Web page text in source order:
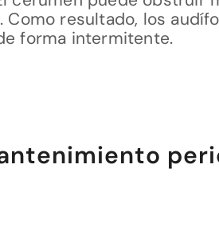
Como resultado, los
forma intermitente.